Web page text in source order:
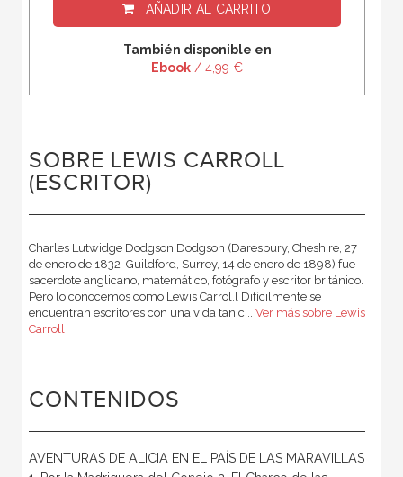
AÑADIR AL CARRITO
También disponible en
Ebook / 4,99 €
SOBRE LEWIS CARROLL
(ESCRITOR)
Charles Lutwidge Dodgson Dodgson (Daresbury, Cheshire, 27
de enero de 1832  Guildford, Surrey, 14 de enero de 1898) fue
sacerdote anglicano, matemático, fotógrafo y escritor británico.
Pero lo conocemos como Lewis Carrol.l Difícilmente se
encuentran escritores con una vida tan c... Ver más sobre Lewis
Carroll
CONTENIDOS
AVENTURAS DE ALICIA EN EL PAÍS DE LAS MARAVILLAS